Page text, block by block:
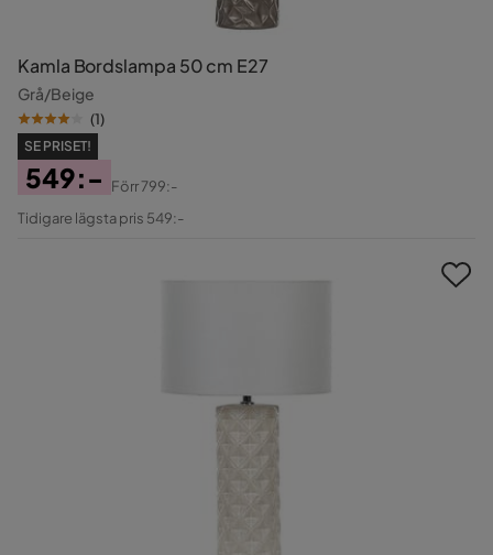
Kamla Bordslampa 50 cm E27
Grå/Beige
(1)
SE PRISET!
Pris
549:-
Original
Förr799:-
Tidigare lägsta pris 549:-